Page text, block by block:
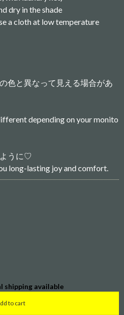
dry in the shade
a cloth at low temperature
色と異なって見える場合があ
depending on your monito
うに♡
long-lasting joy and comfort.
shipping available
to cart